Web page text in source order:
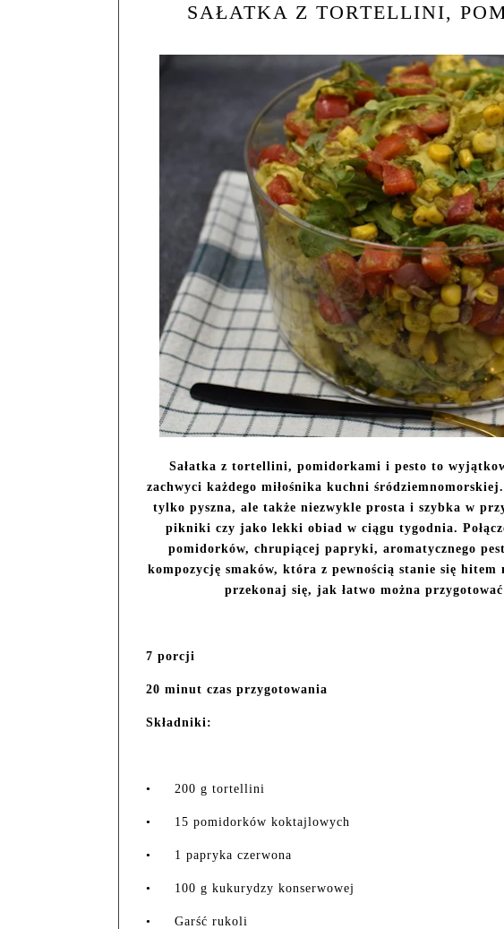
SAŁATKA Z TORTELLINI,
Sałatka z tortellini, pomidorkami i pesto to
zachwyci każdego miłośnika kuchni
tylko pyszna, ale także niezwykle prosta i szybka w
pikniki czy jako lekki obiad w ciągu tygodnia.
pomidorków, chrupiącej papryki, aromatycznego
kompozycję smaków, która z pewnością stanie się
przekonaj się, jak łatwo można
7 porcji
20 minut czas przygotowania
Składniki:
• 200 g tortellini
• 15 pomidorków koktajlowych
• 1 papryka czerwona
• 100 g kukurydzy konserwowej
• Garść rukoli